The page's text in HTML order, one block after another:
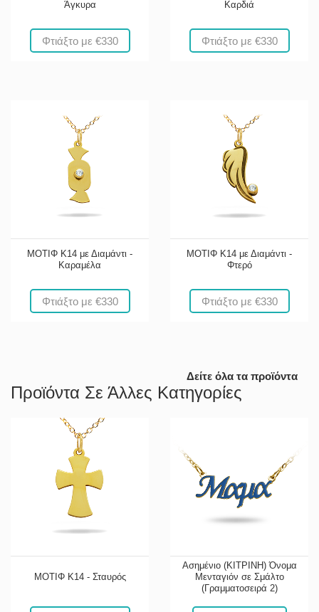
Άγκυρα
Φτιάξτο με €330
Καρδιά
Φτιάξτο με €330
ΜΟΤΙΦ Κ14 με Διαμάντι -
Καραμέλα
Φτιάξτο με €330
ΜΟΤΙΦ Κ14 με Διαμάντι -
Φτερό
Φτιάξτο με €330
Δείτε όλα τα προϊόντα
Προϊόντα Σε Άλλες Κατηγορίες
ΜΟΤΙΦ Κ14 - Σταυρός
Ασημένιο (ΚΙΤΡΙΝΗ) Όνομα
Μενταγιόν σε Σμάλτο
(Γραμματοσειρά 2)